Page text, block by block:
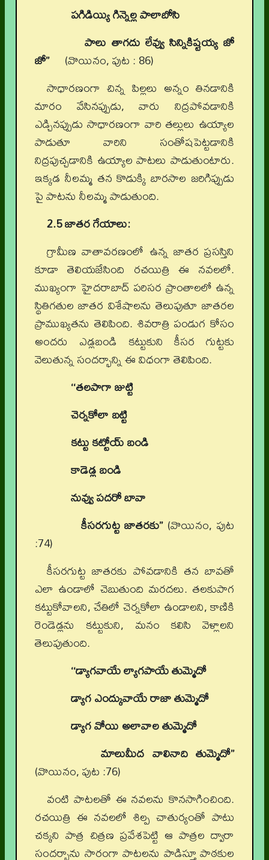
పగిడియ్యి గిన్నెల్ల పాలాబోసి
పాలు తాగదు లేవ్వు సిన్నికిష్టయ్య జో
జో’’(వొయినం, పుట : 86)
సాధారణంగా చిన్న పిల్లలు అన్నం తినడానికి
మారం వేసినప్పుడు, వారు నిద్రపోవడానికి
ఎడ్చినప్పుడు సాధారణంగా వారి తల్లులు ఉయ్యాల
పాడుతూ వారిని సంతోషపెట్టడానికి
నిద్రపుచ్చడానికి ఉయ్యాల పాటలు పాడుతుంటారు.
ఇక్కడ నీలమ్మ తన కొడుక్కి బారసాల జరిగిప్పుడు
పై పాటను నీలమ్మ పాడుతుంది.
2.5 జాతర గేయాలు:
గ్రామీణ వాతావరణంలో ఉన్న జాతర ప్రసస్తిని
కూడా తెలియజేసింది రచయిత్రి ఈ నవలలో.
ముఖ్యంగా హైదరాబాద్‌ పరిసర ప్రాంతాలలో ఉన్న
స్థితిగతుల జాతర విశేషాలను తెలుపుతూ జాతరల
ప్రాముఖ్యతను తెలిపింది. శివరాత్రి పండుగ కోసం
అందరు ఎడ్లబండి కట్టుకుని కీసర గుట్టకు
వెలుతున్న సందర్భాన్ని ఈ విధంగా తెలిపింది.
‘‘తలపాగా జుట్టి
చెర్నకోలా బట్టి
కట్టు కట్టోయ్‌ బండి
కాడెడ్ల బండి
నువ్వు పదరో బావా
కీసరగుట్ట జాతరకు’’(వొయినం, పుట
:74)
కీసరగుట్ట జాతరకు పోవడానికి తన బావతో
ఎలా ఉండాలో చెబుతుంది మరదలు. తలకుపాగ
కట్టుకోవాలని, చేతిలో చెర్నకోలా ఉండాలని, కాణికి
రెండెడ్లను కట్టుకుని, మనం కలిసి వెళ్లాలని
తెలుపుతుంది.
‘‘డ్యాగవాయే ల్యాగపాయే తుమ్మెదో
డ్యాగ ఎంద్కువాయే రాజా తుమ్మెదో
డ్యాగ వోయి అలావాల తుమ్మెదో
మాలుమీద వాలినాది తుమ్మెదో’’
(వొయినం, పుట :76)
వంటి పాటలతో ఈ నవలను కొనసాగించింది.
రచయిత్రి ఈ నవలలో శిల్ప చాతుర్యంతో పాటు
చక్కని పాత్ర చిత్రణ ప్రవేశపెట్టి ఆ పాత్రల ద్వారా
సందర్భాను సారంగా పాటలను పాడిస్తూ పాఠకుల